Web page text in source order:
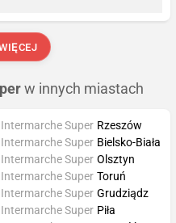
w innych miastach
Intermarche Super Rzeszów
Intermarche Super Bielsko-Biała
Intermarche Super Olsztyn
Intermarche Super Toruń
Intermarche Super Grudziądz
Intermarche Super Piła